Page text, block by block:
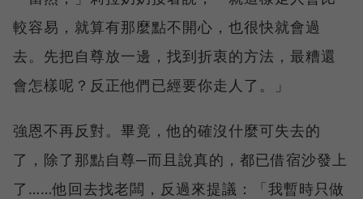
較容易，就算有那麼點不開心，也很快就會過
去。先把自尊放一邊，找到折衷的方法，最糟還
會怎樣呢？反正他們已經要你走人了。」
強恩不再反對。畢竟，他的確沒什麼可失去的
了，除了那點自尊─而且說真的，都已借宿沙發上
了……他回去找老闆，反過來提議：「我暫時只做